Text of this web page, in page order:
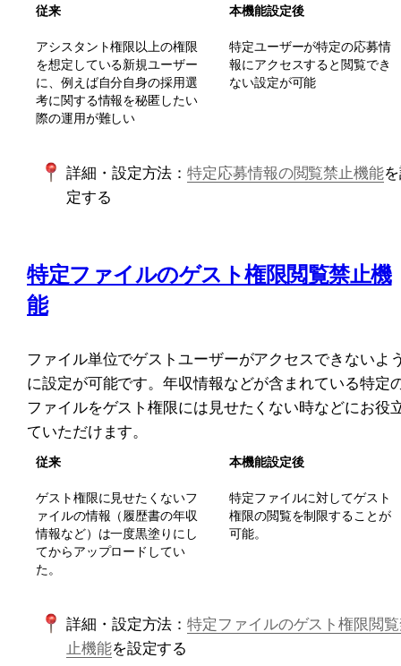
従来 本機能設定後
アシスタント権限以上の権限
を想定している新規ユーザー
に、例えば自分自身の採用選
考に関する情報を秘匿したい
際の運用が難しい
特定ユーザーが特定の応募情
報にアクセスすると閲覧でき
ない設定が可能
詳細・ 設定方法：特定応募情報の閲覧禁止機能
定する
特定ファイルのゲスト権限閲覧禁止機
能
ファイル単位でゲストユーザーがアクセスできないよ
に設定が可能です。年収情報などが含まれている特定
ファイルをゲスト権限には見せたくない時などにお役
ていただけます。
従来 本機能設定後
ゲスト権限に見せたくないフ
ァイルの情報（履歴書の年収
情報など）は一度黒塗りにし
てからアップロードしてい
た。
特定ファイルに対してゲスト
権限の閲覧を制限することが
可能。
詳細・設定方法：特定ファイルのゲスト権限閲
止機能を設定する